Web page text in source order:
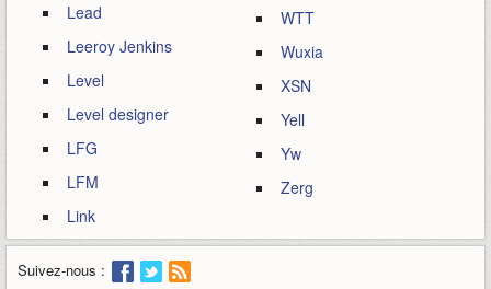
Lead
Leeroy Jenkins
Level
Level designer
LFG
LFM
Link
WTT
Wuxia
XSN
Yell
Yw
Zerg
Suivez-nous :